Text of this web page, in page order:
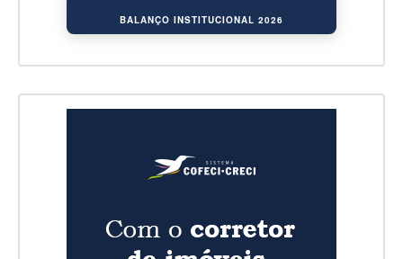
BALANÇO INSTITUCIONAL 2026